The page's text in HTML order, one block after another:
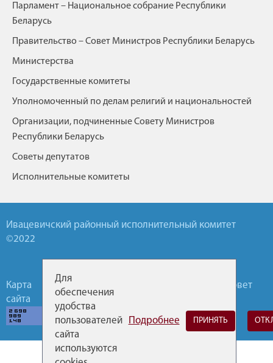
Парламент – Национальное собрание Республики
Беларусь
Правительство – Совет Министров Республики Беларусь
Министерства
Государственные комитеты
Уполномоченный по делам религий и национальностей
Организации, подчиненные Совету Министров
Республики Беларусь
Советы депутатов
Исполнительные комитеты
Ивацевичский районный исполнительный комитет
©2022
Карта
сайта
Обратная
связь
Районный Совет
Для
обеспечения
удобства
пользователей
сайта
используются
Подробнее ПРИНЯТЬ